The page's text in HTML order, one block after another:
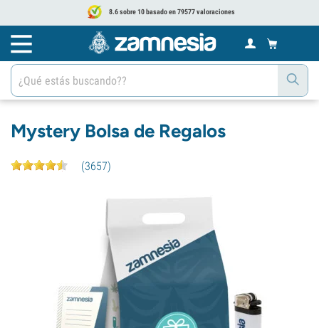
8.6 sobre 10 basado en 79577 valoraciones
Mystery Bolsa de Regalos
(3657)